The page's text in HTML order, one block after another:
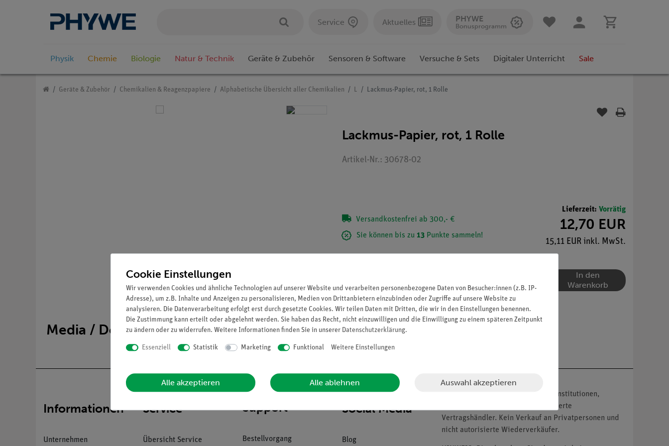
Service Aktuelles PHYWE
Bonusprogramm
Physik Chemie Biologie Natur & Technik Geräte & Zubehör Sensoren & Software Versuche & Sets Digitaler Unterricht Sale
Geräte & Zubehör Chemikalien & Reagenzpapiere Alphabetische Übersicht aller Chemikalien L Lackmus-Papier, rot, 1 Rolle
Lackmus-Papier, rot, 1 Rolle
Artikel-Nr.: 30678-02
Versandkostenfrei ab 300,- €
Sie können bis zu 13 Punkte sammeln!
Lieferzeit: Vorrätig
12,70 EUR
15,11 EUR inkl. MwSt.
In den
Warenkorb
Media / Downloads
Informationen
Unternehmen
Service
Übersicht Service
Download &
Support
Bestellvorgang
Social Media
Blog
Unser Angebot richtet sich nur an Institutionen,
Bildungseinrichtungen und autorisierte
Vertragshändler. Kein Verkauf an Privatpersonen und
nicht autorisierte Wiederverkäufer.
Cookie Einstellungen
Wir verwenden Cookies und ähnliche Technologien auf unserer Website und verarbeiten personenbezogene Daten von Besucher:innen (z.B. IP-
Adresse), um z.B. Inhalte und Anzeigen zu personalisieren, Medien von Drittanbietern einzubinden oder Zugriffe auf unsere Website zu
analysieren. Die Datenverarbeitung erfolgt erst durch gesetzte Cookies. Wir teilen Daten mit Dritten, die wir in den Einstellungen benennen.
Die Zustimmung kann erteilt oder abgelehnt werden. Sie haben das Recht, nicht einzuwilligen und die Einwilligung zu einem späteren Zeitpunkt
zu ändern oder zu widerrufen. Weitere Informationen finden Sie in unserer Daten­schutz­erklärung.
Essenziell Statistik Marketing Funktional Weitere Einstellungen
Alle akzeptieren Alle ablehnen Auswahl akzeptieren